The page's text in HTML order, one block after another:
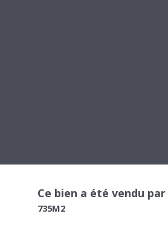
Ce bien a été vendu
735M2